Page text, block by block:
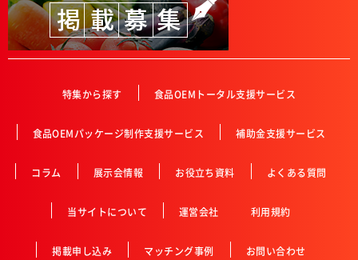
特集から探す 食品OEMトータル支援サービス
食品OEMパッケージ制作支援サービス 補助金支援サービス
コラム 展示会情報 お役立ち資料 よくある質問
当サイトについて 運営会社 利用規約
掲載申し込み マッチング事例 お問い合わせ